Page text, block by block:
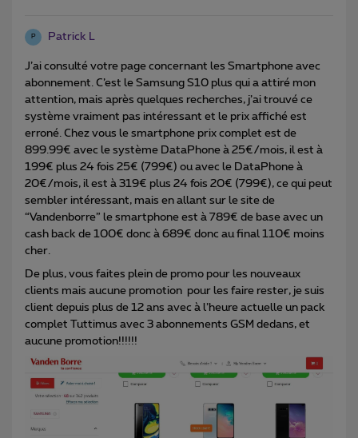
P Patrick L
J’ai consulté votre page concernant les Smartphone avec
abonnement. C’est le Samsung S10 plus qui a attiré mon
attention, mais après quelques recherches, j’ai trouvé ce
système vraiment pas intéressant et le prix affiché est
erroné. Chez vous le smartphone prix complet est de
899.99€ avec le système DataPhone à 25€/mois, il est à
199€ plus 24 fois 25€ (799€) ou avec le DataPhone à
20€/mois, il est à 319€ plus 24 fois 20€ (799€), ce qui peut
sembler intéressant, mais en allant sur le site de
“Vandenborre” le smartphone est à 789€ de base avec un
cash back de 100€ donc à 689€ donc au final 110€ moins
cher.
De plus, vous faites plein de promo pour les nouveaux
clients mais aucune promotion pour les faire rester, je suis
client depuis plus de 12 ans avec à l’heure actuelle un pack
complet Tuttimus avec 3 abonnements GSM dedans, et
aucune promotion!!!!!!